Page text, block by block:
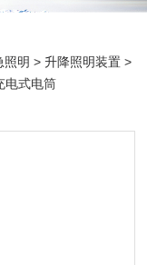
照明 >升降照明装置 >
电式电筒